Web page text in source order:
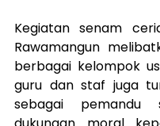
Kegiatan senam
Rawamangun
berbagai kelompok
guru dan staf juga
sebagai pemandu